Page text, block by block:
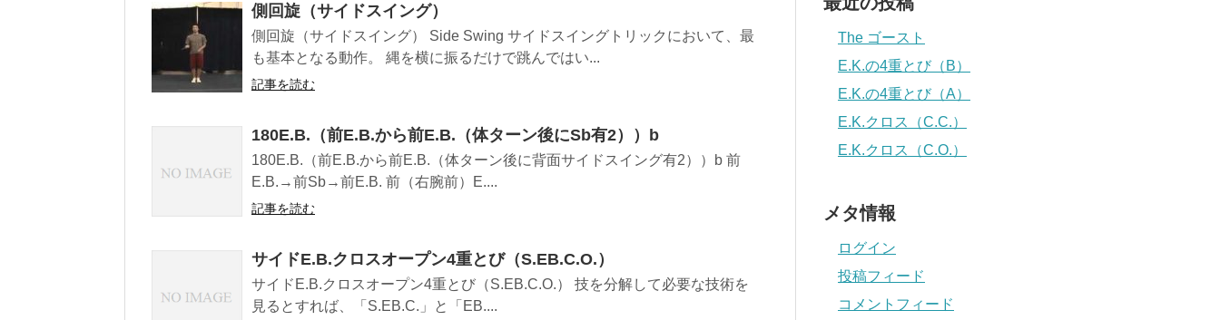
側回旋（サイドスイング）
側回旋（サイドスイング） Side Swing サイドスイングトリックにおいて、最
も基本となる動作。 縄を横に振るだけで跳んではい...
記事を読む
180E.B.（前E.B.から前E.B.（体ターン後にSb有2））b
180E.B.（前E.B.から前E.B.（体ターン後に背面サイドスイング有2））b 前
E.B.→前Sb→前E.B. 前（右腕前）E....
記事を読む
サイドE.B.クロスオープン4重とび（S.EB.C.O.）
サイドE.B.クロスオープン4重とび（S.EB.C.O.） 技を分解して必要な技術を
見るとすれば、「S.EB.C.」と「EB....
The ゴースト
E.K.の4重とび（B）
E.K.の4重とび（A）
E.K.クロス（C.C.）
E.K.クロス（C.O.）
メタ情報
ログイン
投稿フィード
コメントフィード